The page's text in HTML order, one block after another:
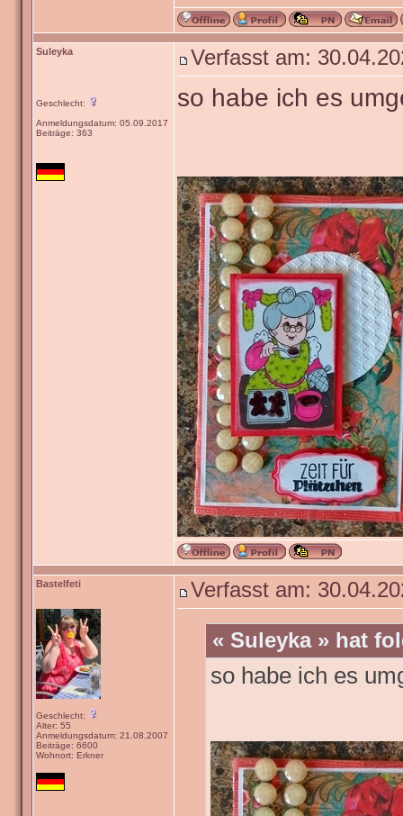
Suleyka
Geschlecht:
Anmeldungsdatum: 05.09.2017
Beiträge: 363
Verfasst am:
so habe ich es
Bastelfeti
Geschlecht:
Alter: 55
Anmeldungsdatum: 21.08.2007
Beiträge: 6600
Wohnort: Erkner
Verfasst am:
« Suleyka » hat
so habe ich es